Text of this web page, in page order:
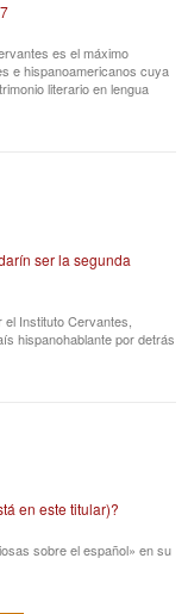
es el máximo
e hispanoamericanos cuya
literario en lengua
ser la segunda
Instituto Cervantes,
hispanohablante por detrás
en este titular)?
sobre el español» en su